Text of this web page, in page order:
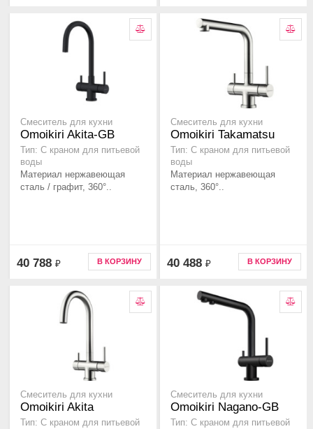
Смеситель для кухни
Omoikiri Akita-GB
Тип: С краном для питьевой
воды
Материал нержавеющая
сталь / графит, 360°..
40 788 ₽ В КОРЗИНУ
Смеситель для кухни
Omoikiri Takamatsu
Тип: С краном для питьевой
воды
Материал нержавеющая
сталь, 360°..
40 488 ₽ В КОРЗИНУ
Смеситель для кухни
Omoikiri Akita
Тип: С краном для питьевой
Смеситель для кухни
Omoikiri Nagano-GB
Тип: С краном для питьевой